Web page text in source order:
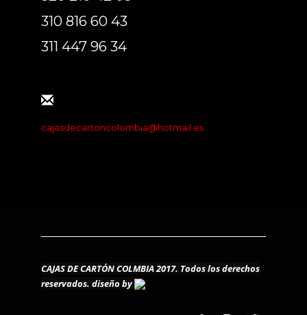
310 816 60 43
311 447 96 34
cajasdecartoncolombia@hotmail.es
CAJAS DE CARTÓN COLMBIA 2017. Todos los derechos
reservados. diseño by